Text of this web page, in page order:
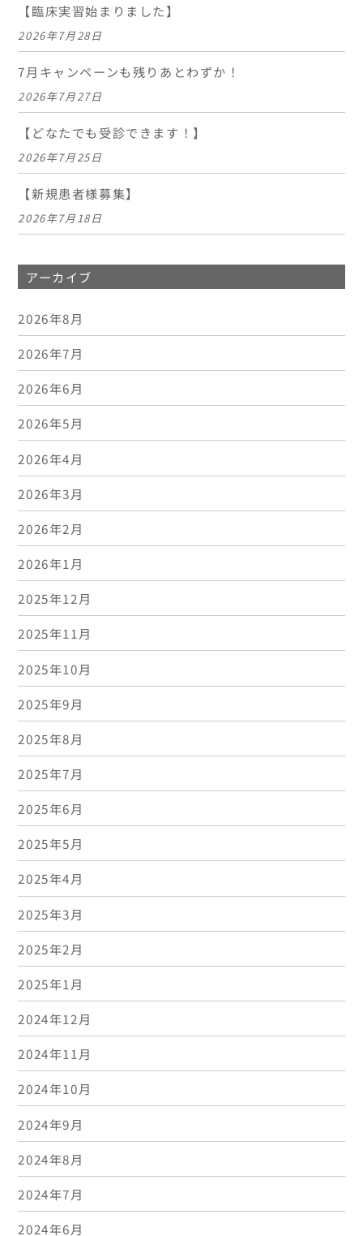
【臨床実習始まりました】
2026年7月28日
7月キャンペーンも残りあとわずか！
2026年7月27日
【どなたでも受診できます！】
2026年7月25日
【新規患者様募集】
2026年7月18日
アーカイブ
2026年8月
2026年7月
2026年6月
2026年5月
2026年4月
2026年3月
2026年2月
2026年1月
2025年12月
2025年11月
2025年10月
2025年9月
2025年8月
2025年7月
2025年6月
2025年5月
2025年4月
2025年3月
2025年2月
2025年1月
2024年12月
2024年11月
2024年10月
2024年9月
2024年8月
2024年7月
2024年6月